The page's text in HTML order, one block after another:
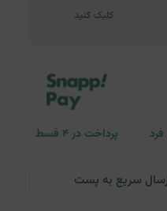
پرداخت در ۴ قسط